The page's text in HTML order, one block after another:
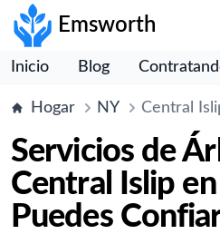
Emsworth
Inicio Blog
Hogar NY Central
Servicios de
Central Islip
Puedes